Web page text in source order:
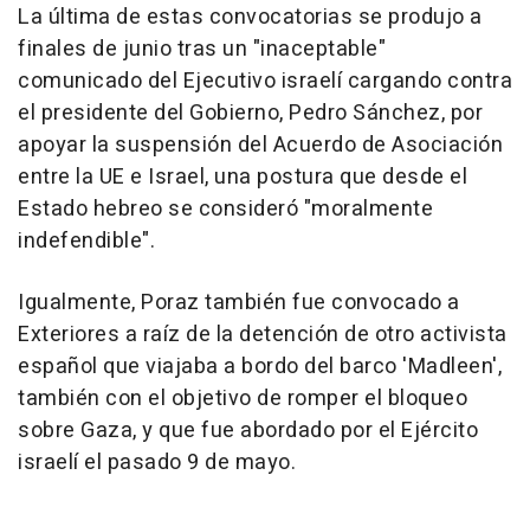
La última de estas convocatorias se produjo a
finales de junio tras un "inaceptable"
comunicado del Ejecutivo israelí cargando contra
el presidente del Gobierno, Pedro Sánchez, por
apoyar la suspensión del Acuerdo de Asociación
entre la UE e Israel, una postura que desde el
Estado hebreo se consideró "moralmente
indefendible".
Igualmente, Poraz también fue convocado a
Exteriores a raíz de la detención de otro activista
español que viajaba a bordo del barco 'Madleen',
también con el objetivo de romper el bloqueo
sobre Gaza, y que fue abordado por el Ejército
israelí el pasado 9 de mayo.